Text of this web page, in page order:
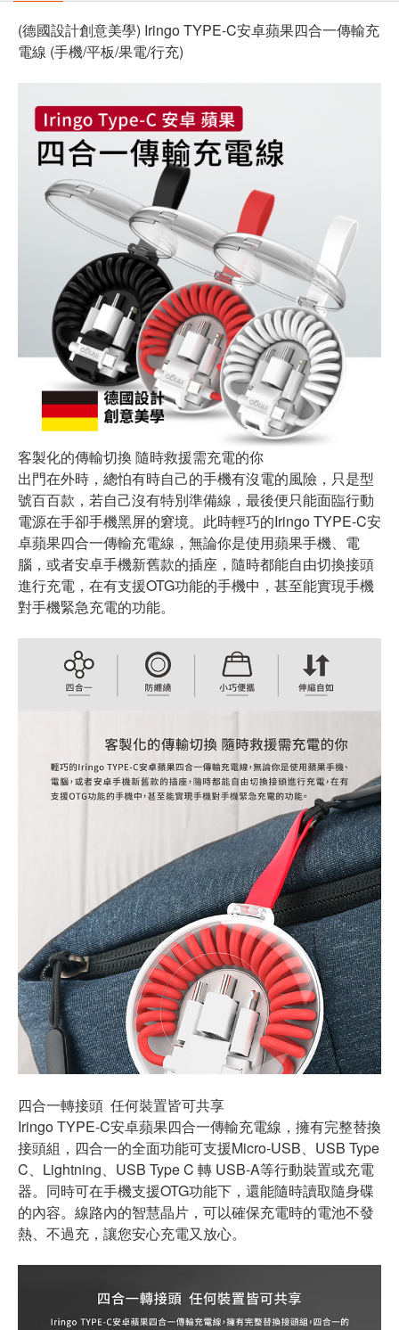
(德國設計創意美學) Iringo TYPE-C安卓蘋果四合一傳輸充
電線 (手機/平板/果電/行充)
客製化的傳輸切換 隨時救援需充電的你
出門在外時，總怕有時自己的手機有沒電的風險，只是型
號百百款，若自己沒有特別準備線，最後便只能面臨行動
電源在手卻手機黑屏的窘境。此時輕巧的Iringo TYPE-C安
卓蘋果四合一傳輸充電線，無論你是使用蘋果手機、電
腦，或者安卓手機新舊款的插座，隨時都能自由切換接頭
進行充電，在有支援OTG功能的手機中，甚至能實現手機
對手機緊急充電的功能。
四合一轉接頭 任何裝置皆可共享
Iringo TYPE-C安卓蘋果四合一傳輸充電線，擁有完整替換
接頭組，四合一的全面功能可支援Micro-USB、USB Type
C、Lightning、USB Type C 轉 USB-A等行動裝置或充電
器。同時可在手機支援OTG功能下，還能隨時讀取隨身碟
的內容。線路內的智慧晶片，可以確保充電時的電池不發
熱、不過充，讓您安心充電又放心。